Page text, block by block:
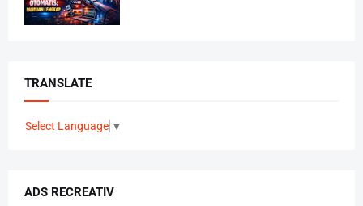
TRANSLATE
Select Language ▼
ADS RECREATIV